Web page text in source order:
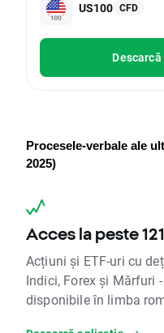
US100 CFD
Procesele-verbale ale
2025)
Acces la peste
Acțiuni și ETF-uri cu
Indici, Forex și Mărfuri
disponibile în limba